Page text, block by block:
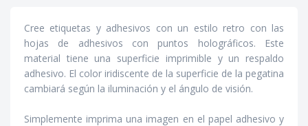
Cree etiquetas y adhesivos con un estilo retro con las
hojas de adhesivos con puntos holográficos. Este
material tiene una superficie imprimible y un respaldo
adhesivo. El color iridiscente de la superficie de la pegatina
cambiará según la iluminación y el ángulo de visión.
Simplemente imprima una imagen en el papel adhesivo y